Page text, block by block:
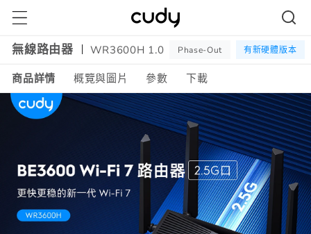
跳至內
容
無線路由器
WR3600H 1.0 Phase-Out 有新硬體版本
商品詳情 概覽與圖片 參數 下載
Amazon